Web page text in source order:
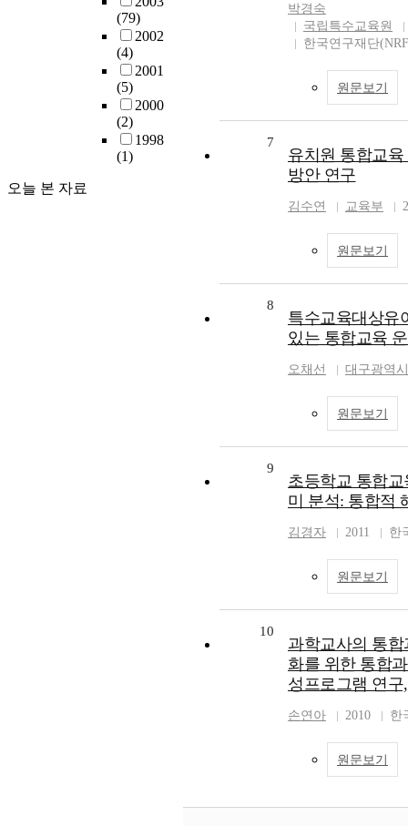
(79)
2002
(4)
2001
(5)
2000
(2)
1998
(1)
오늘 본 자료
박경숙
국립특수교육원
한국연구재단
원문보기
7
유치원 통합교
방안 연구
김수연 교육부
원문보기
8
특수교육대상유
있는 통합교육
오채선 대구광역
원문보기
9
초등학교 통합
미 분석: 통합적
김경자 2011 한
원문보기
10
과학교사의 통
화를 위한 통합
성프로그램 연
손연아 2010 한
원문보기